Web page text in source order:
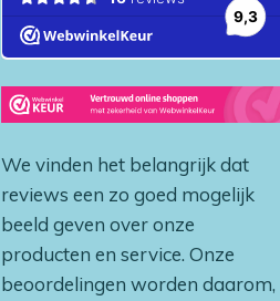
We vinden het belangrijk dat
reviews een zo goed mogelijk
beeld geven over onze
producten en service. Onze
beoordelingen worden daarom,